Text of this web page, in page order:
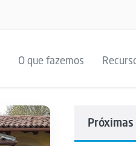
O que fazemos